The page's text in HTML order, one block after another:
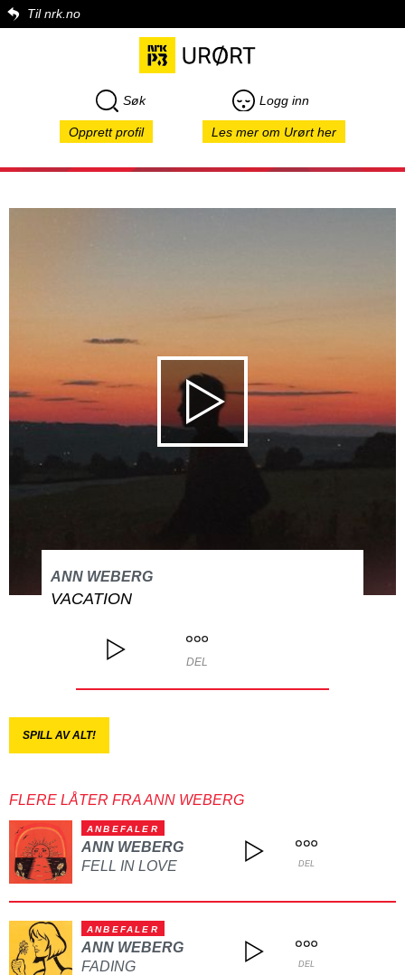
Til nrk.no
Søk Logg inn
Opprett profil Les mer om Urørt her
ANN WEBERG
VACATION
DEL
SPILL AV ALT!
FLERE LÅTER FRA ANN WEBERG
ANBEFALER
ANN WEBERG
FELL IN LOVE
DEL
ANBEFALER
ANN WEBERG
FADING
DEL